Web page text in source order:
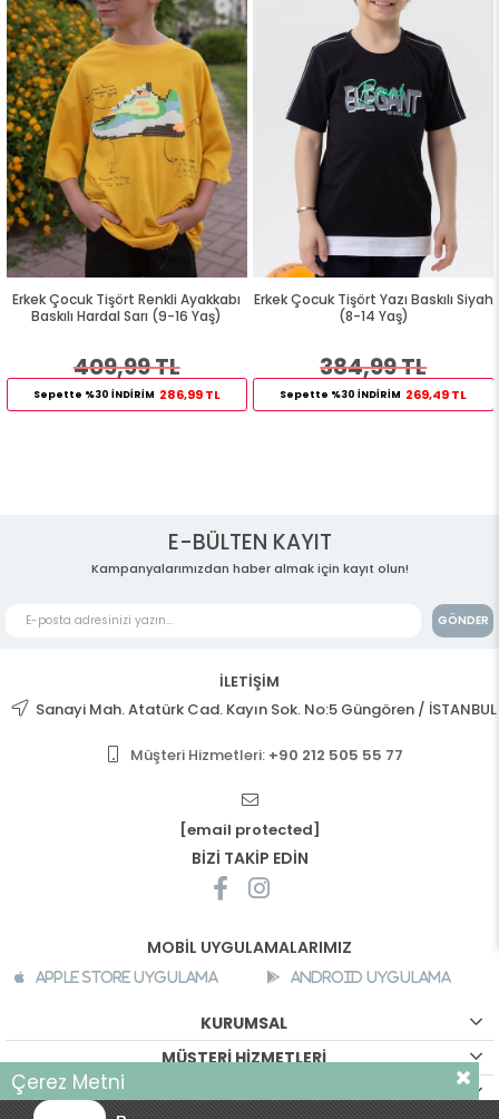
Erkek Çocuk Tişört Renkli Ayakkabı
Baskılı Hardal Sarı (9-16 Yaş)
409,99 TL
Sepette %30 İNDİRİM 286,99 TL
Erkek Çocuk Tişört Yazı Baskılı Siyah
(8-14 Yaş)
384,99 TL
Sepette %30 İNDİRİM 269,49 TL
E-BÜLTEN KAYIT
Kampanyalarımızdan haber almak için kayıt olun!
GÖNDER
İLETİŞİM
Sanayi Mah. Atatürk Cad. Kayın Sok. No:5 Güngören / İSTANBUL
Müşteri Hizmetleri: +90 212 505 55 77
[email protected]
BİZİ TAKİP EDİN
MOBİL UYGULAMALARIMIZ
Apple Store Uygulama Android Uygulama
KURUMSAL
MÜŞTERİ HİZMETLERİ
Çerez Metni
Sizlere daha iyi bir alışveriş deneyimi sunabilmek için sitemizde